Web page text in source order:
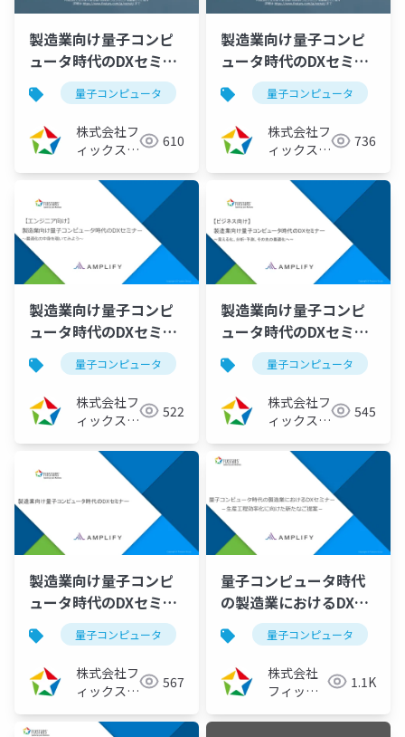
製造業向け量子コンピ
ュータ時代のDXセミナ
ー ～最適化の中身を覗
いてみよう～
（2022/04/20）
量子コンピュータ 量子アニーリング イジングマ
株式会社フ
ィックスタ
610
製造業向け量子コンピ
ュータ時代のDXセミナ
ー ～見える化、予測・
分析、その先の最適化
へ～（2022/03/23）
量子コンピュータ
株式会社フ
ィックスタ
736
製造業向け量子コンピ
ュータ時代のDXセミナ
ー ～最適化の中身を覗
いてみよう～
（2022/02/24）
量子コンピュータ 量子アニーリング イジングマ
株式会社フ
ィックスタ
522
製造業向け量子コンピ
ュータ時代のDXセミナ
ー ～見える化、予測・
分析、その先の最適化
へ～（2022/01/26）
量子コンピュータ
株式会社フ
ィックスタ
545
製造業向け量子コンピ
ュータ時代のDXセミナ
ー ～生産工程効率化に
向けた新たなご提案～
（2021/11/29）
量子コンピュータ 量子アニーリング イジングマ
株式会社フ
ィックスタ
567
量子コンピュータ時代
の製造業におけるDXセ
ミナー ～生産工程効率
化に向けた新たなご提
案～（2021/10/14）
量子コンピュータ
株式会社
フィック
1.1K